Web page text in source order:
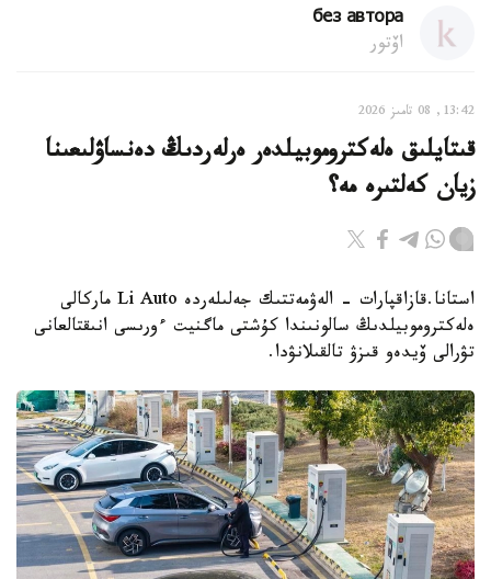
без автора
اۆتور
13:42, 08 تامىز 2026
قىتايلىق ەلەكتروموبيلدەر ەرلەردىڭ دەنساۋلىعىنا
زيان كەلتىرە مە؟
استانا.قازاقپارات - الەۋمەتتىك جەلىلەردە Li Auto ماركالى
ەلەكتروموبيلدىڭ سالونىندا كۇشتى ماگنيت ءورىسى انىقتالعانى
تۋرالى ۆيدەو قىزۋ تالقىلانۋدا.